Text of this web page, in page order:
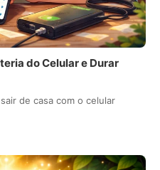
do Celular e Durar
de casa com o celular